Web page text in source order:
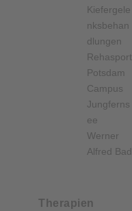
Kiefergele
nksbehan
dlungen
Rehasport
Potsdam
Campus
Jungferns
ee
Werner
Alfred Bad
Therapien